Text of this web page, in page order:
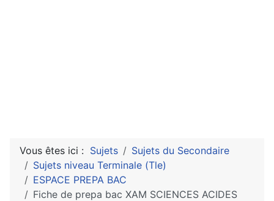
Vous êtes ici : Sujets
Sujets du Secondaire
Sujets niveau Terminale (Tle)
ESPACE PREPA BAC
Fiche de prepa bac XAM SCIENCES ACIDES